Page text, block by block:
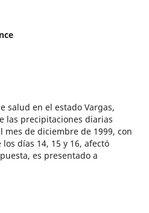
salud en el estado Vargas,
las precipitaciones diarias
de diciembre de 1999, con
días 14, 15 y 16, afectó
es presentado a